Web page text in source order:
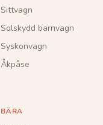
Sittvagn
Solskydd barnvagn
Syskonvagn
Åkpåse
BÄRA